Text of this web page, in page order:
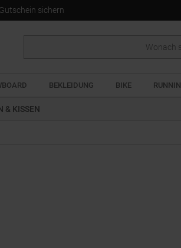
Gutschein sichern
BEKLEIDUNG BIKE
& KISSEN